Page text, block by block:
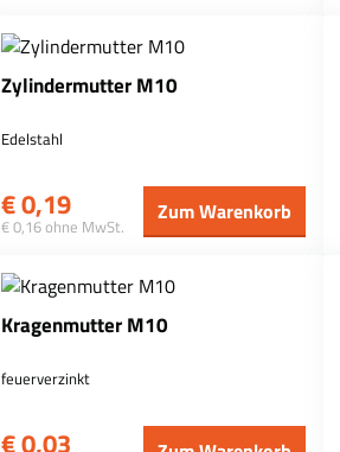
Zylindermutter M10
Edelstahl
€0,19
€ 0,16 ohne MwSt.
Zum Warenkorb
Kragenmutter M10
feuerverzinkt
€0,03